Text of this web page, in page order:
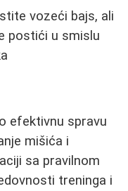
vozeći bajs, ali
postići u smislu
efektivnu spravu
mišića i
sa pravilnom
treninga i